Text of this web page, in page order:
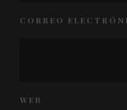
CORREO
WEB